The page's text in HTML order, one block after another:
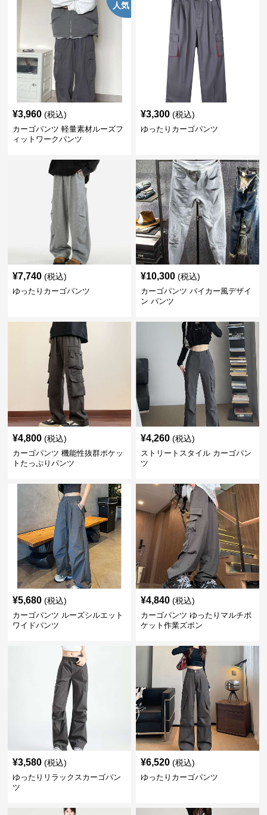
人気
¥3,960 (税込)
カーゴパンツ 軽量素材ルーズフ
ィットワークパンツ
¥3,300 (税込)
ゆったりカーゴパンツ
¥7,740 (税込)
ゆったりカーゴパンツ
¥10,300 (税込)
カーゴパンツ バイカー風デザイ
ン パンツ
¥4,800 (税込)
カーゴパンツ 機能性抜群ポケッ
トたっぷりパンツ
¥4,260 (税込)
ストリートスタイル カーゴパン
ツ
¥5,680 (税込)
カーゴパンツ ルーズシルエット
ワイドパンツ
¥4,840 (税込)
カーゴパンツ ゆったりマルチポ
ケット作業ズボン
¥3,580 (税込)
ゆったりリラックスカーゴパン
ツ
¥6,520 (税込)
ゆったりカーゴパンツ